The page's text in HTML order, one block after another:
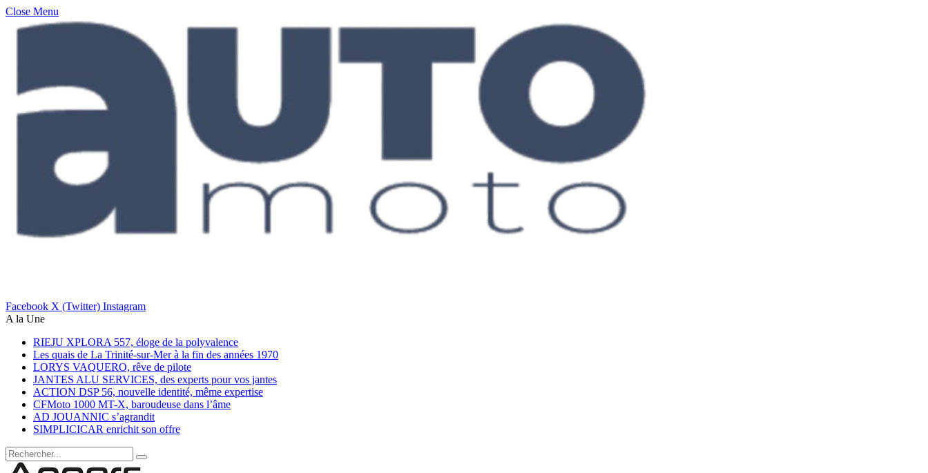
Close Menu
Facebook X (Twitter) Instagram
A la Une
RIEJU XPLORA 557, éloge de la polyvalence
Les quais de La Trinité-sur-Mer à la fin des années 1970
LORYS VAQUERO, rêve de pilote
JANTES ALU SERVICES, des experts pour vos jantes
ACTION DSP 56, nouvelle identité, même expertise
CFMoto 1000 MT-X, baroudeuse dans l’âme
AD JOUANNIC s’agrandit
SIMPLICICAR enrichit son offre